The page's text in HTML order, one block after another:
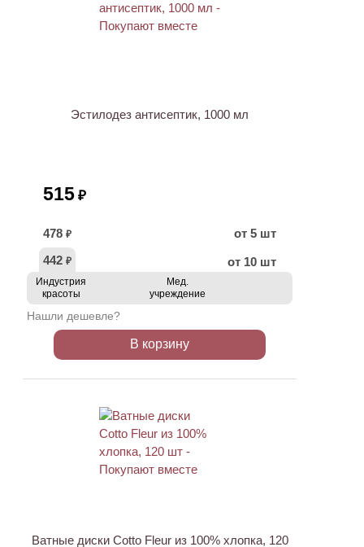
Эстилодез антисептик, 1000 мл
515 ₽
478 ₽
от 5 шт
442 ₽ от 10 шт
Индустрия
красоты
Мед.
учреждение
Нашли дешевле?
В корзину
Ватные диски Cotto Fleur из 100% хлопка, 120